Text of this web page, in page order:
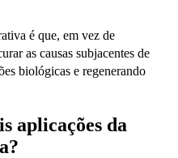
é que, em vez de
as causas subjacentes de
biológicas e regenerando
aplicações da